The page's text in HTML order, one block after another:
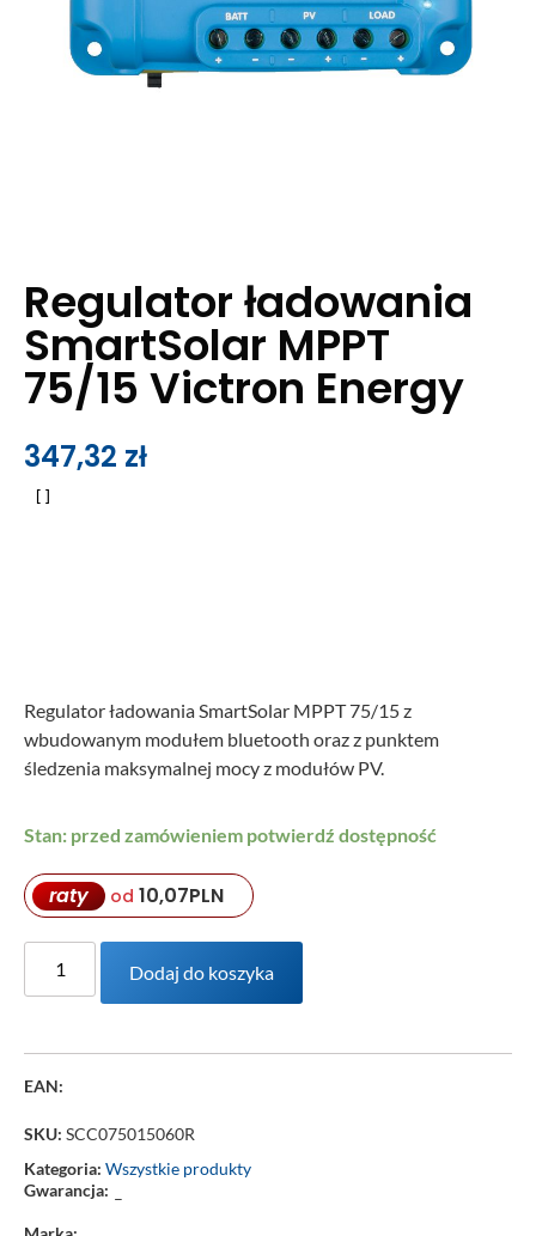
Regulator ładowania
SmartSolar MPPT
75/15 Victron Energy
347,32 zł
Regulator ładowania SmartSolar MPPT 75/15 z
wbudowanym modułem bluetooth oraz z punktem
śledzenia maksymalnej mocy z modułów PV.
Stan: przed zamówieniem potwierdź dostępność
raty od 10,07PLN
Dodaj do koszyka
EAN:
SKU: SCC075015060R
Kategoria: Wszystkie produkty
Gwarancja: –